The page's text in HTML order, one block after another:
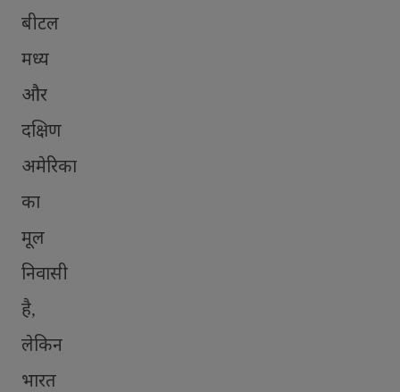
बीटल
मध्य
और
दक्षिण
अमेरिका
का
मूल
निवासी
है,
लेकिन
भारत